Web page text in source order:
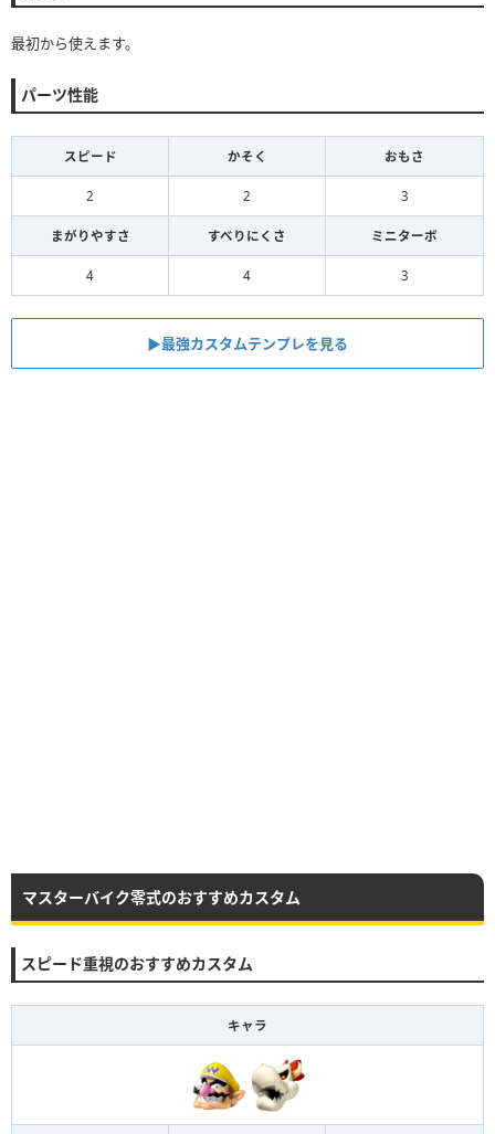
最初から使えます。
パーツ性能
スピード かそく おもさ
2 2 3
まがりやすさ すべりにくさ ミニターボ
4 4 3
▶︎最強カスタムテンプレを見る
マスターバイク零式のおすすめカスタム
スピード重視のおすすめカスタム
キャラ